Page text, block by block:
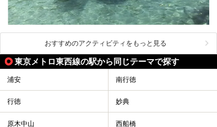
おすすめのアクティビティをもっと見る
東京メトロ東西線の駅から同じテーマで探す
浦安 南行徳
行徳 妙典
原木中山 西船橋